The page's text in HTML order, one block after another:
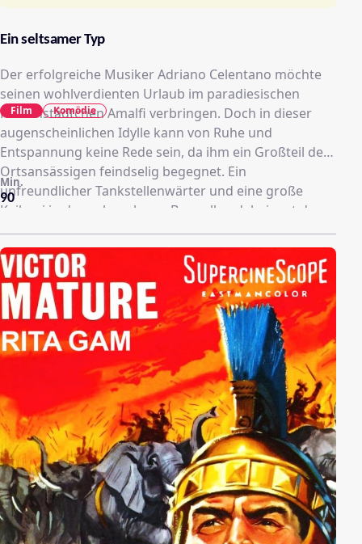
Ein seltsamer Typ
Der erfolgreiche Musiker Adriano Celentano möchte
seinen wohlverdienten Urlaub im paradiesischen
Küstenstädtchen Amalfi verbringen. Doch in dieser
augenscheinlichen Idylle kann von Ruhe und
Entspannung keine Rede sein, da ihm ein Großteil der
Ortsansässigen feindselig begegnet. Ein
unfreundlicher Tankstellenwärter und eine große
Keilerei in der nahegelegen Bar, sollen dabei erst den
Auftakt eines chaotischen Aufenthalts einläuten. Denn
schon kurz darauf wird der heiß umworbene Sänger
Opfer einer Verwechselung mit turbulenten Folgen. So
taucht auf einmal ein Baby in seinem Hotelzimmer auf,
welches angeblich sein eigenes Kind sein soll.
Ausgerechnet jetzt besucht ihn seine künftige Ehefrau
mit Schwiegervater im Gepäck. In einer solch heiklen
Situation einen kühlen Kopf zu behalten, gestaltet sich
selbst für einen Ausnahmekünstler wie Celentano als
äußerst schwierig.
90
Min.
Film Komödie